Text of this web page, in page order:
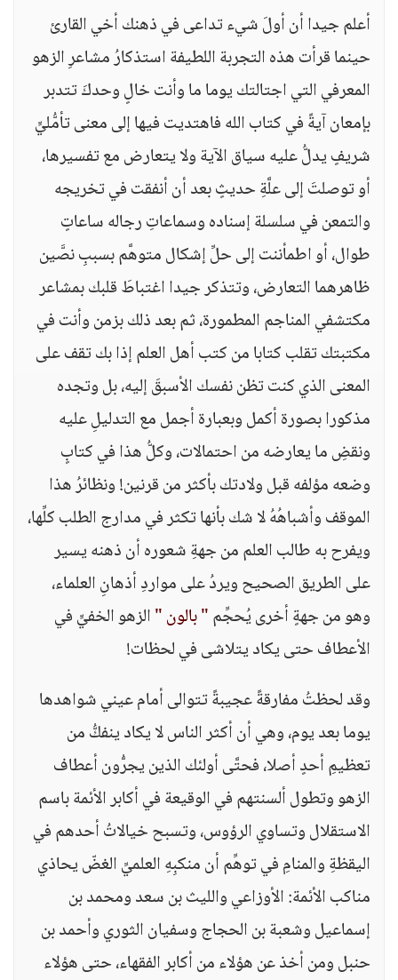
أعلم جيدا أن أولَ شيء تداعى في ذهنك أخي القارئ
حينما قرأت هذه التجربة اللطيفة استذكارُ مشاعرِ الزهو
المعرفي التي اجتالتك يوما ما وأنت خالٍ وحدكَ تتدبر
بإمعان آيةً في كتاب الله فاهتديت فيها إلى معنى تأمُّليٍّ
شريفٍ يدلُّ عليه سياق الآية ولا يتعارض مع تفسيرها،
أو توصلتَ إلى علَّةِ حديثٍ بعد أن أنفقت في تخريجه
والتمعن في سلسلة إسناده وسماعاتِ رجاله ساعاتٍ
طوال، أو اطمأننت إلى حلِّ إشكال متوهَّم بسببِ نصَّين
ظاهرهما التعارض، وتتذكر جيدا اغتباطَ قلبك بمشاعر
مكتشفي المناجم المطمورة، ثم بعد ذلك بزمن وأنت في
مكتبتك تقلب كتابا من كتب أهل العلم إذا بك تقف على
المعنى الذي كنت تظن نفسك الأسبقَ إليه، بل وتجده
مذكورا بصورة أكمل وبعبارة أجمل مع التدليلِ عليه
ونقضِ ما يعارضه من احتمالات، وكلُّ هذا في كتابٍ
وضعه مؤلفه قبل ولادتك بأكثر من قرنين! ونظائرُ هذا
الموقف وأشباهُهُ لا شك بأنها تكثر في مدارج الطلب كلِّها،
ويفرح به طالب العلم من جهةِ شعوره أن ذهنه يسير
على الطريق الصحيح ويردُ على مواردِ أذهانِ العلماء،
وهو من جهةٍ أخرى يُحجِّم" بالون "الزهو الخفيٍّ في
الأعطاف حتى يكاد يتلاشى في لحظات!
وقد لحظتُ مفارقةً عجيبةً تتوالى أمام عيني شواهدها
يوما بعد يوم، وهي أن أكثر الناس لا يكاد ينفكُّ من
تعظيمِ أحدٍ أصلا، فحتَّى أولئك الذين يجرُّون أعطاف
الزهو وتطول ألسنتهم في الوقيعة في أكابر الأئمة باسم
الاستقلال وتساوي الرؤوس، وتسبح خيالاتُ أحدهم في
اليقظةِ والمنامِ في توهِّم أن منكبِهِ العلميِّ الغضّ يحاذي
مناكب الأئمة: الأوزاعي والليث بن سعد ومحمد بن
إسماعيل وشعبة بن الحجاج وسفيان الثوري وأحمد بن
حنبل ومن أخذ عن هؤلاء من أكابر الفقهاء، حتى هؤلاء